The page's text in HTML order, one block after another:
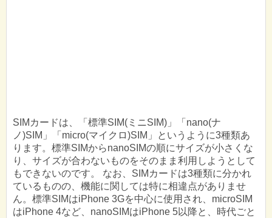
SIMカードは、「標準SIM(ミニSIM)」「nano(ナ
ノ)SIM」「micro(マイクロ)SIM」というように3種類あ
ります。標準SIMからnanoSIMの順にサイズが小さくな
り、サイズが合わないものをそのまま利用しようとして
もできないのです。 なお、SIMカードは3種類に分かれ
ているものの、機能に関しては特に相違点がありませ
ん。標準SIMはiPhone 3Gを中心に使用され、microSIM
はiPhone 4など、nanoSIMはiPhone 5以降と、時代ごと